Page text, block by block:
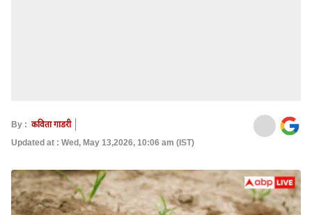
By : कविता गाडरी
Updated at : Wed, May 13,2026, 10:06 am (IST)